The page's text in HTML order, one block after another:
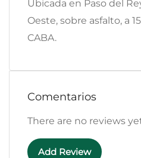
Ubicada en Paso del
Oeste, sobre asfalto, a
CABA.
Comentarios
There are no reviews
Add Review